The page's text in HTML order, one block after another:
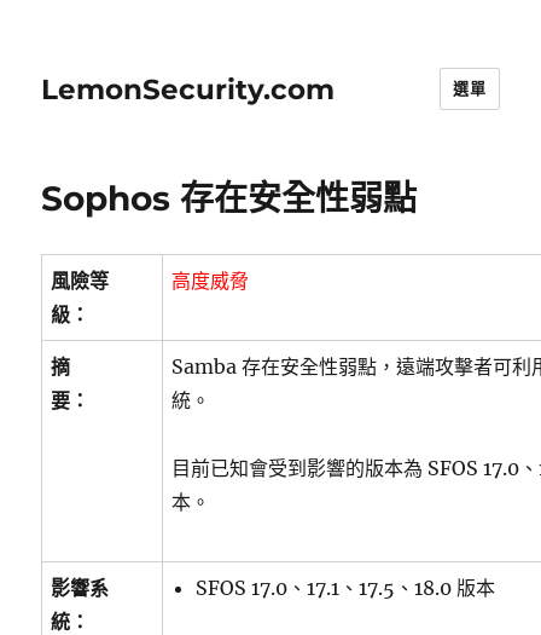
LemonSecurity.com 選單
Sophos 存在安全性弱點
風險等
級：
高度威脅
摘
要：
Samba 存在安全性弱點，遠端攻擊者可利
統。
目前已知會受到影響的版本為 SFOS 17.0
本。
影響系
統：
SFOS 17.0、17.1、17.5、18.0 版本